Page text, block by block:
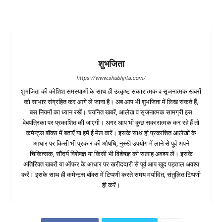
शुभजिता
https://www.shubhjita.com/
शुभजिता की कोशिश समस्याओं के साथ ही उत्कृष्ट सकारात्मक व सृजनात्मक खबरों
को साभार संग्रहित कर आगे ले जाना है। अब आप भी शुभजिता में लिख सकते हैं,
बस नियमों का ध्यान रखें। चयनित खबरें, आलेख व सृजनात्मक सामग्री इस
वेबपत्रिका पर प्रकाशित की जाएगी। अगर आप भी कुछ सकारात्मक कर रहे हैं तो
कमेन्ट्स बॉक्स में बताएँ या हमें ई मेल करें। इसके साथ ही प्रकाशित आलेखों के
आधार पर किसी भी प्रकार की औषधि, नुस्खे उपयोग में लाने से पूर्व अपने
चिकित्सक, सौंदर्य विशेषज्ञ या किसी भी विशेषज्ञ की सलाह अवश्य लें। इसके
अतिरिक्त खबरों या ऑफर के आधार पर खरीददारी से पूर्व आप खुद पड़ताल अवश्य
करें। इसके साथ ही कमेन्ट्स बॉक्स में टिप्पणी करते समय मर्यादित, संतुलित टिप्पणी
ही करें।